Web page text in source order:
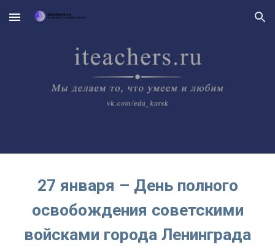
Skip to main content Skip to navigation
27 января – День полного
освобождения советскими
войсками города Ленинграда